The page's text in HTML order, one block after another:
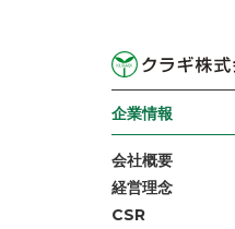
企業情報
会社概要
経営理念
CSR